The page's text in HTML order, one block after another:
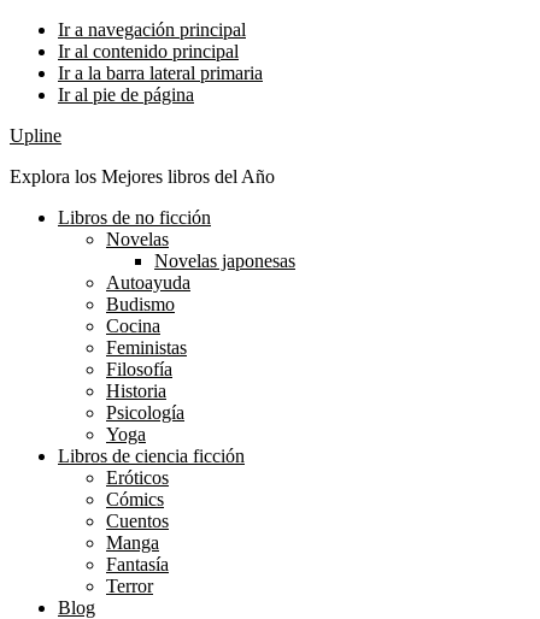
Ir a navegación principal
Ir al contenido principal
Ir a la barra lateral primaria
Ir al pie de página
Upline
Explora los Mejores libros del Año
Libros de no ficción
Novelas
Novelas japonesas
Autoayuda
Budismo
Cocina
Feministas
Filosofía
Historia
Psicología
Yoga
Libros de ciencia ficción
Eróticos
Cómics
Cuentos
Manga
Fantasía
Terror
Blog